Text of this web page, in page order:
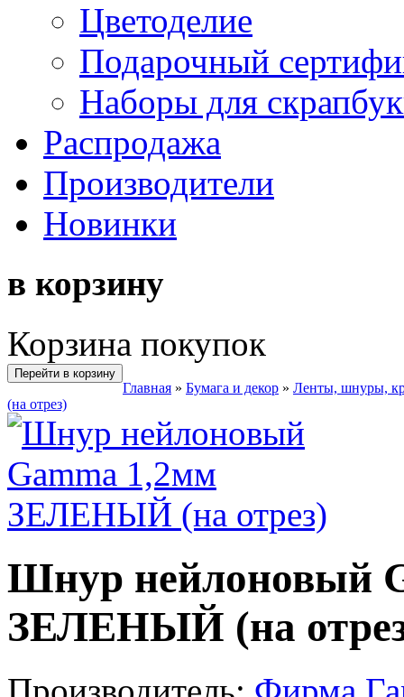
Цветоделие
Подарочный
Наборы для
Распродажа
Производители
Новинки
в корзину
Корзина покупок
Перейти в корзину
Главная » Бумага и декор » Ленты, шнуры,
(на отрез)
Шнур нейлоновый
ЗЕЛЕНЫЙ (на